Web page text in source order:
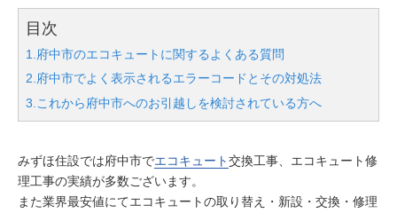
目次
1.府中市のエコキュートに関するよくある質問
2.府中市でよく表示されるエラーコードとその対処法
3.これから府中市へのお引越しを検討されている方へ
みずほ住設では府中市でエコキュート交換工事、エコキュート修
理工事の実績が多数ございます。
また業界最安値にてエコキュートの取り替え・新設・交換・修理